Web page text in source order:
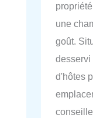
une
goût.
desservi
d'hôtes